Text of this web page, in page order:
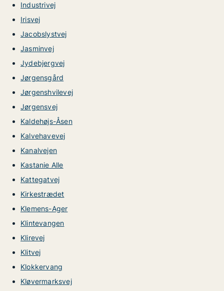
Industrivej
Irisvej
Jacobslystvej
Jasminvej
Jydebjergvej
Jørgensgård
Jørgenshvilevej
Jørgensvej
Kaldehøjs-Åsen
Kalvehavevej
Kanalvejen
Kastanie Alle
Kattegatvej
Kirkestrædet
Klemens-Ager
Klintevangen
Klirevej
Klitvej
Klokkervang
Kløvermarksvej